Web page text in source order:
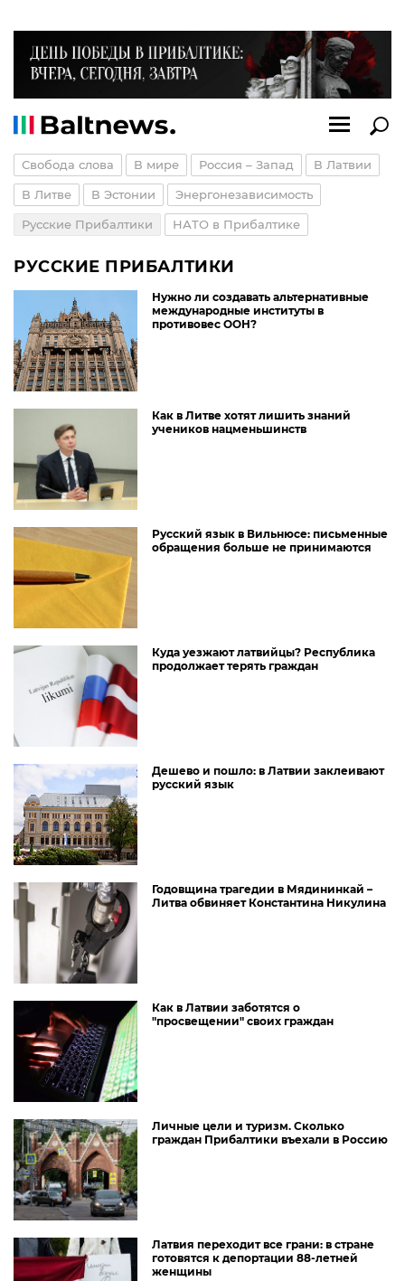
Свобода слова В мире Россия – Запад В Латвии
В Литве В Эстонии Энергонезависимость
Русские Прибалтики НАТО в Прибалтике
РУССКИЕ ПРИБАЛТИКИ
Нужно ли создавать альтернативные
международные институты в
противовес ООН?
Как в Литве хотят лишить знаний
учеников нацменьшинств
Русский язык в Вильнюсе: письменные
обращения больше не принимаются
Куда уезжают латвийцы? Республика
продолжает терять граждан
Дешево и пошло: в Латвии заклеивают
русский язык
Годовщина трагедии в Мядининкай –
Литва обвиняет Константина Никулина
Как в Латвии заботятся о
"просвещении" своих граждан
Личные цели и туризм. Сколько
граждан Прибалтики въехали в Россию
Латвия переходит все грани: в стране
готовятся к депортации 88-летней
женщины